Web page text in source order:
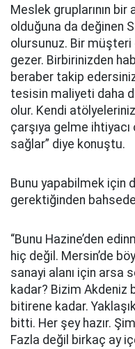
Meslek gruplarının bir
olduğuna da değinen
olursunuz. Bir müşteri
gezer. Birbirinizden
beraber takip
tesisin maliyeti daha
olur. Kendi
çarşıya gelme
sağlar” diye konuştu.
Bunu yapabilmek için
gerektiğinden
“Bunu Hazine’den
hiç değil. Mersin’de
sanayi alanı için arsa
kadar? Bizim Akdeniz
bitirene kadar.
bitti. Her şey hazır.
Fazla değil birkaç ay